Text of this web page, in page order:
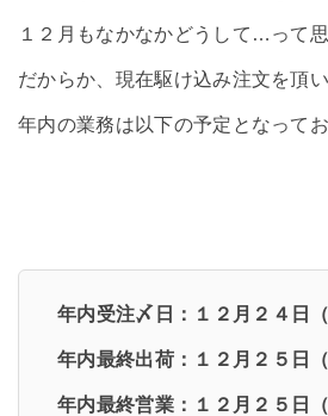
１２月もなかなかどうして…って思
だからか、現在駆け込み注文を頂
年内の業務は以下の予定となってお
年内受注〆日：１２月２４日（
年内最終出荷：１２月２５日（
年内最終営業：１２月２５日（